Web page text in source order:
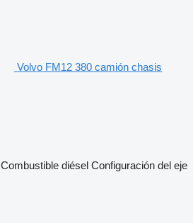
Volvo FM12 380 camión chasis
Combustible diésel Configuración del eje